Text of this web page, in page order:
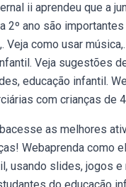
ii aprendeu que a
2º ano são
como usar
Veja sugestões
educação infantil.
com crianças de
as melhores
Webaprenda como
usando slides, jogos